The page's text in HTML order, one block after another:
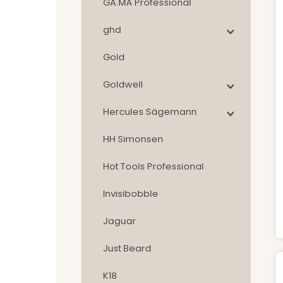
ghd
Gold
Goldwell
Hercules Sägemann
HH Simonsen
Hot Tools Professional
Invisibobble
Jaguar
Just Beard
K18